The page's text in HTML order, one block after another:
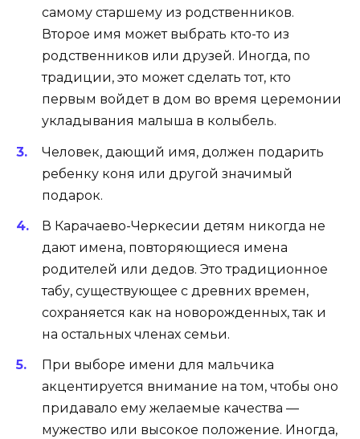
самому старшему из родственников.
Второе имя может выбрать кто-то из
родственников или друзей. Иногда, по
традиции, это может сделать тот, кто
первым войдет в дом во время церемонии
укладывания малыша в колыбель.
Человек, дающий имя, должен подарить
ребенку коня или другой значимый
подарок.
В Карачаево-Черкесии детям никогда не
дают имена, повторяющиеся имена
родителей или дедов. Это традиционное
табу, существующее с древних времен,
сохраняется как на новорожденных, так и
на остальных членах семьи.
При выборе имени для мальчика
акцентируется внимание на том, чтобы оно
придавало ему желаемые качества —
мужество или высокое положение. Иногда,